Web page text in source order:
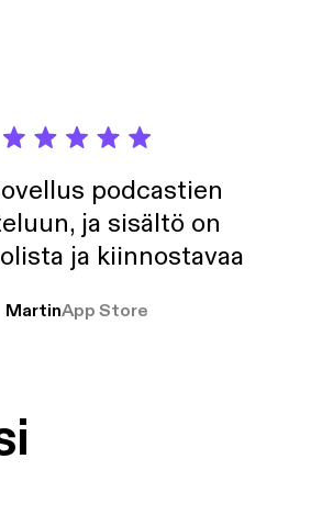
podcastien
ja sisältö on
ja kiinnostavaa
MartinApp Store